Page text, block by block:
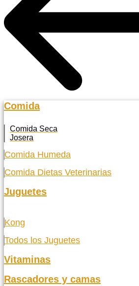
Comida
Comida Seca
Josera
Comida Humeda
Comida Dietas Veterinarias
Juguetes
Kong
Todos los Juguetes
Vitaminas
Rascadores y camas